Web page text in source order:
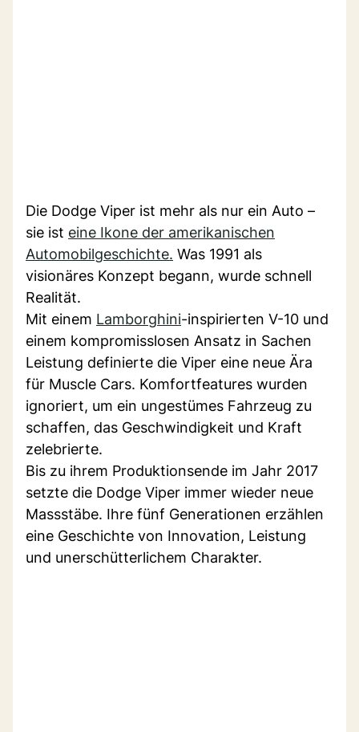
Die Dodge Viper ist mehr als nur ein Auto –
sie ist eine Ikone der amerikanischen
Automobilgeschichte. Was 1991 als
visionäres Konzept begann, wurde schnell
Realität.
Mit einem Lamborghini-inspirierten V-10 und
einem kompromisslosen Ansatz in Sachen
Leistung definierte die Viper eine neue Ära
für Muscle Cars. Komfortfeatures wurden
ignoriert, um ein ungestümes Fahrzeug zu
schaffen, das Geschwindigkeit und Kraft
zelebrierte.
Bis zu ihrem Produktionsende im Jahr 2017
setzte die Dodge Viper immer wieder neue
Massstäbe. Ihre fünf Generationen erzählen
eine Geschichte von Innovation, Leistung
und unerschütterlichem Charakter.